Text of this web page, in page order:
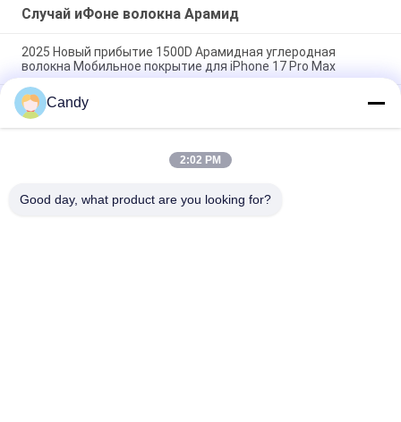
Случай иФоне волокна Арамид
2025 Новый прибытие 1500D Арамидная углеродная
волокна Мобильное покрытие для iPhone 17 Pro Max
Премиальный чехол для мобильного телефона из
арамидного углеродного волокна с металлической рамкой
для iPhone 17 Pro Max
Металлическая оболочка из углеродного волокна для
Candy
2:02 PM
Good day, what product are you looking for?